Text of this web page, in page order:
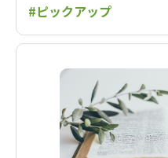
#ピックアップ